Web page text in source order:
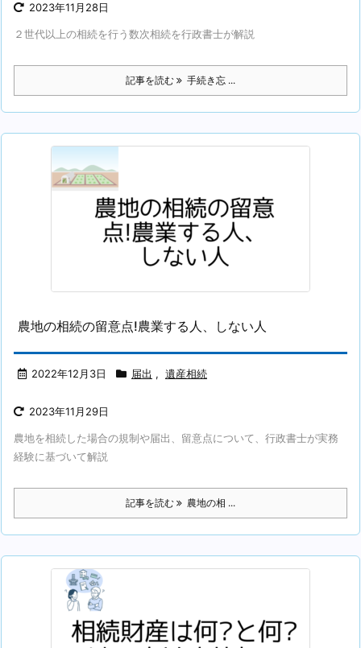
2023年11月28日
２世代以上の相続を行う数次相続を行政書士が解説
記事を読む 手続き忘 ...
農地の相続の留意点!農業する人、しない人
2022年12月3日 届出 , 遺産相続
2023年11月29日
農地を相続した場合の規制や届出、留意点について、行政書士が実務
経験に基づいて解説
記事を読む 農地の相 ...